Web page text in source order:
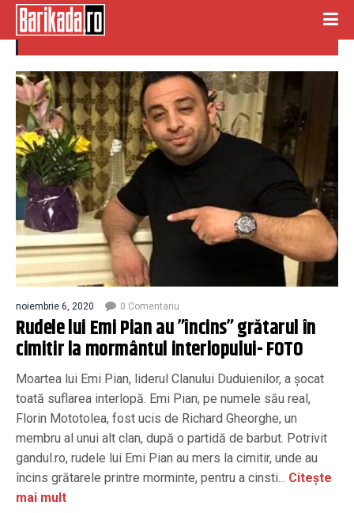
emi pian
noiembrie 6, 2020 0 Comentariu
Rudele lui Emi Pian au ”încins” grătarul în
cimitir la mormântul interlopului- FOTO
Moartea lui Emi Pian, liderul Clanului Duduienilor, a șocat
toată suflarea interlopă. Emi Pian, pe numele său real,
Florin Mototolea, fost ucis de Richard Gheorghe, un
membru al unui alt clan, după o partidă de barbut. Potrivit
gandul.ro, rudele lui Emi Pian au mers la cimitir, unde au
încins grătarele printre morminte, pentru a cinsti... Citește
mai mult